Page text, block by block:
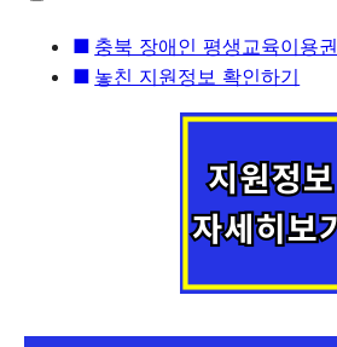
충북 장애인 평생교육이용권
놓친 지원정보 확인하기